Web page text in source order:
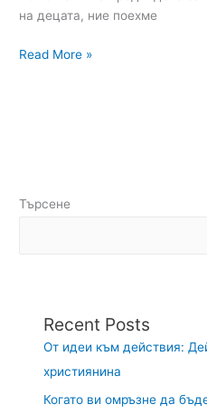
на децата, ние поехме
Read More »
Търсене
Recent Posts
От идеи към действия:
християнина
Когато ви омръзне да